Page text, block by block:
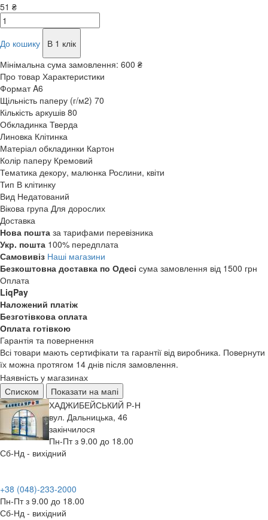
51 ₴
До кошику
В 1 клік
Мінімальна сума замовлення: 600 ₴
Про товар Характеристики
Формат A6
Щільність паперу (г/м2) 70
Кількість аркушів 80
Обкладинка Тверда
Линовка Клітинка
Матеріал обкладинки Картон
Колір паперу Кремовий
Тематика декору, малюнка Рослини, квіти
Тип В клітинку
Вид Недатований
Вікова група Для дорослих
Доставка
Нова пошта за тарифами перевізника
Укр. пошта 100% передплата
Самовивіз Наші магазини
Безкоштовна доставка по Одесі сума замовлення від 1500 грн
Оплата
LiqPay
Наложений платіж
Безготівкова оплата
Оплата готівкою
Гарантія та повернення
Всі товари мають сертифікати та гарантії від виробника. Повернути
їх можна протягом 14 днів після замовлення.
Наявність у магазинах
Списком
Показати на мапі
ХАДЖИБЕЙСЬКИЙ Р-Н
вул. Дальницька, 46
закінчилося
Пн-Пт з 9.00 до 18.00
Сб-Нд - вихідний
+38 (048)-233-2000
Пн-Пт з 9.00 до 18.00
Сб-Нд - вихідний